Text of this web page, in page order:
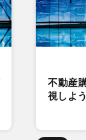
不動産
視しよう